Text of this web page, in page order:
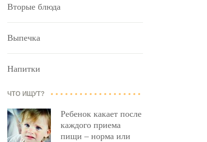
Вторые блюда
Выпечка
Напитки
ЧТО ИЩУТ?
Ребенок какает после
каждого приема
пищи – норма или